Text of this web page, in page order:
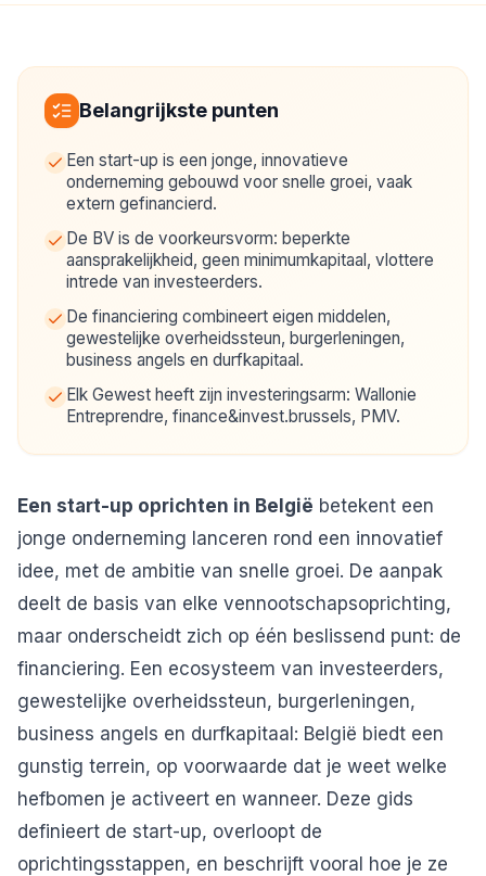
Belangrijkste punten
Een start-up is een jonge, innovatieve
onderneming gebouwd voor snelle groei, vaak
extern gefinancierd.
De BV is de voorkeursvorm: beperkte
aansprakelijkheid, geen minimumkapitaal, vlottere
intrede van investeerders.
De financiering combineert eigen middelen,
gewestelijke overheidssteun, burgerleningen,
business angels en durfkapitaal.
Elk Gewest heeft zijn investeringsarm: Wallonie
Entreprendre, finance&invest.brussels, PMV.
Een start-up oprichten in België betekent een
jonge onderneming lanceren rond een innovatief
idee, met de ambitie van snelle groei. De aanpak
deelt de basis van elke vennootschapsoprichting,
maar onderscheidt zich op één beslissend punt: de
financiering. Een ecosysteem van investeerders,
gewestelijke overheidssteun, burgerleningen,
business angels en durfkapitaal: België biedt een
gunstig terrein, op voorwaarde dat je weet welke
hefbomen je activeert en wanneer. Deze gids
definieert de start-up, overloopt de
oprichtingsstappen, en beschrijft vooral hoe je ze